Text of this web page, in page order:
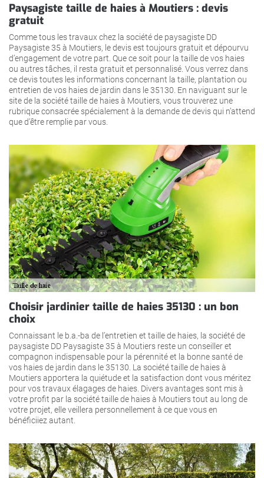
Paysagiste taille de haies à Moutiers : devis
gratuit
Comme tous les travaux chez la société de paysagiste DD
Paysagiste 35 à Moutiers, le devis est toujours gratuit et dépourvu
d’engagement de votre part. Que ce soit pour la taille de vos haies
ou autres tâches, il resta gratuit et personnalisé. Vous verrez dans
ce devis toutes les informations concernant la taille, plantation ou
entretien de vos haies de jardin dans le 35130. En naviguant sur le
site de la société taille de haies à Moutiers, vous trouverez une
rubrique consacrée spécialement à la demande de devis qui n’attend
que d’être remplie par vous.
Choisir jardinier taille de haies 35130 : un bon
choix
Connaissant le b.a.-ba de l’entretien et taille de haies, la société de
paysagiste DD Paysagiste 35 à Moutiers reste un conseiller et
compagnon indispensable pour la pérennité et la bonne santé de
vos haies de jardin dans le 35130. La société taille de haies à
Moutiers apportera la quiétude et la satisfaction dont vous méritez
pour vos travaux élagages de haies. Divers avantages sont mis à
votre profit par la société taille de haies à Moutiers tout au long de
votre projet, elle veillera personnellement à ce que vous en
bénéficiiez autant.